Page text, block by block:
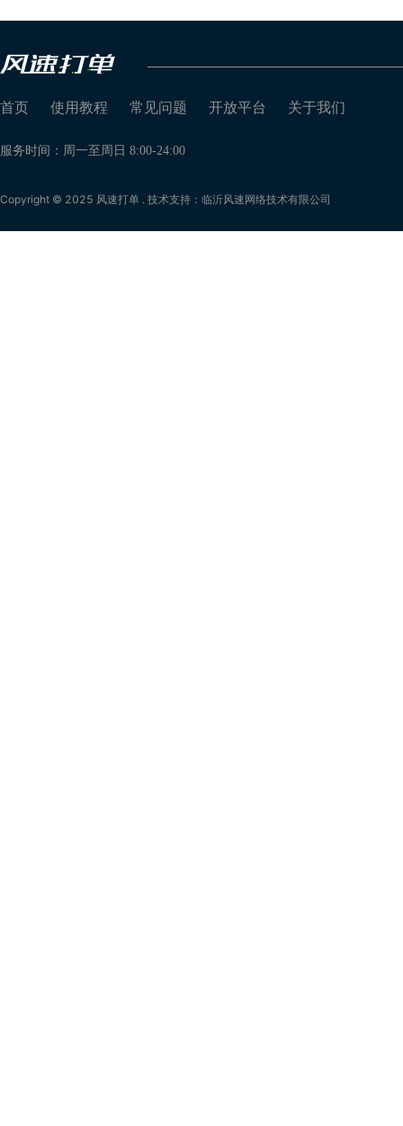
首页 使用教程 常见问题 开放平台 关于我们
服务时间：周一至周日 8:00-24:00
Copyright © 2025 风速打单 . 技术支持：临沂风速网络技术有限公司